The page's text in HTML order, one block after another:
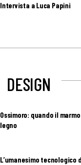
Intervista a Luca Papini
DESIGN
Ossimoro: quando il
legno
L’umanesimo tecnologico